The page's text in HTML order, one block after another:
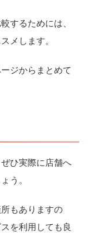
するためには、
メします。
ジからまとめて
ひ実際に店舗へ
う。
もありますの
を利用しても良